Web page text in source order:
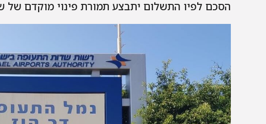
הסכם לפיו התשלום יתבצע תמורת פינוי מוקדם של